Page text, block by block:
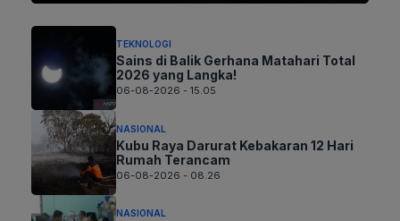
TEKNOLOGI
Sains di Balik Gerhana Matahari Total
2026 yang Langka!
06-08-2026 - 15.05
NASIONAL
Kubu Raya Darurat Kebakaran 12 Hari
Rumah Terancam
06-08-2026 - 08.26
NASIONAL